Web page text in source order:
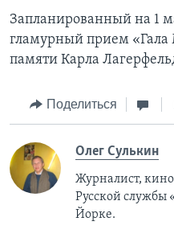
Запланированный на 1
гламурный прием «Гала
памяти Карла
Поделиться
Олег Сулькин
Журналист,
Русской службы
Йорке.